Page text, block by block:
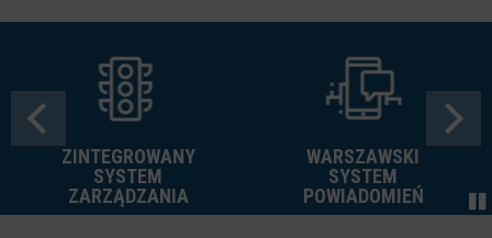
ZINTEGROWANY
SYSTEM
ZARZĄDZANIA
WARSZAWSKI
SYSTEM
POWIADOMIEŃ